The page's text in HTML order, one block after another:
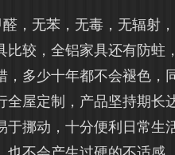
，无苯，无毒，无辐射
比较，全铝家具还有防蛀
，多少十年都不会褪色，
全屋定制，产品坚持期长
于挪动，十分便利日常生